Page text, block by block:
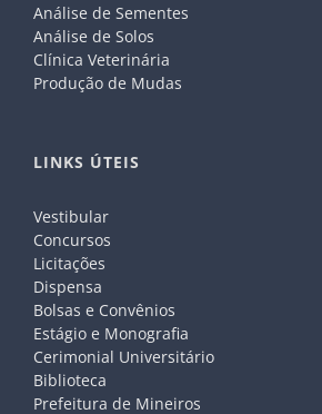
Análise de Sementes
Análise de Solos
Clínica Veterinária
Produção de Mudas
LINKS ÚTEIS
Vestibular
Concursos
Licitações
Dispensa
Bolsas e Convênios
Estágio e Monografia
Cerimonial Universitário
Biblioteca
Prefeitura de Mineiros